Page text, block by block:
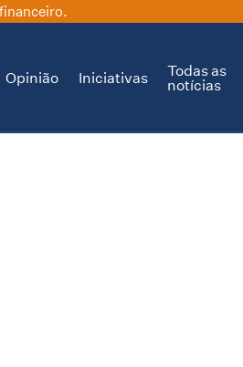
Opinião Iniciativas
Todas as
notícias